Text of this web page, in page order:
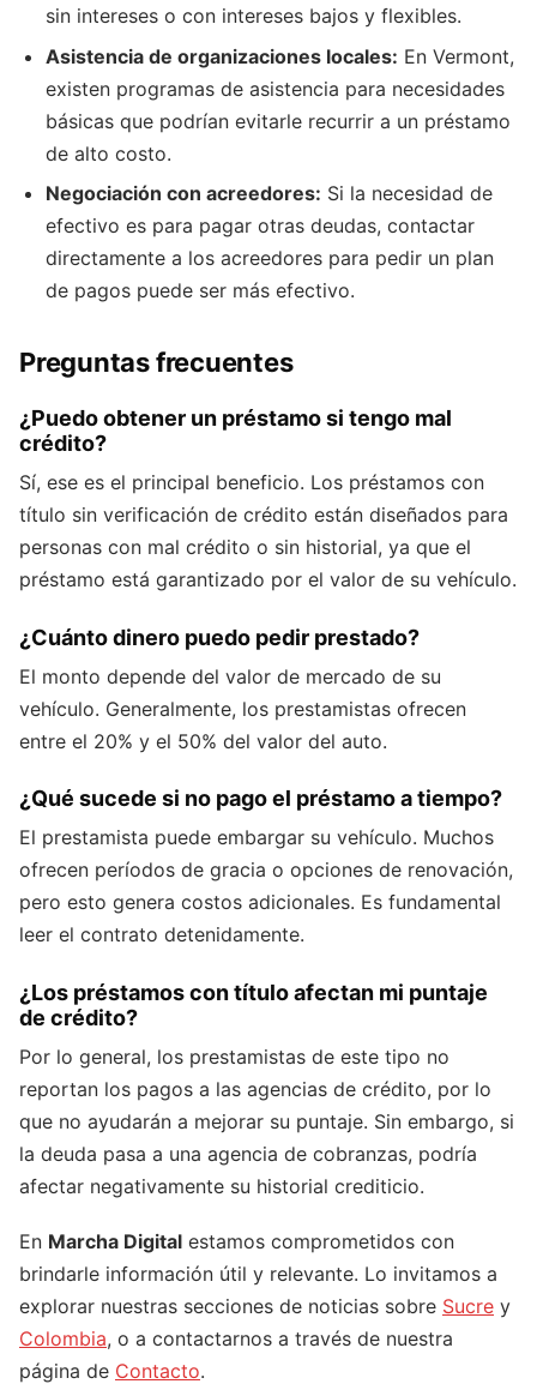
sin intereses o con intereses bajos y flexibles.
Asistencia de organizaciones locales: En Vermont,
existen programas de asistencia para necesidades
básicas que podrían evitarle recurrir a un préstamo
de alto costo.
Negociación con acreedores: Si la necesidad de
efectivo es para pagar otras deudas, contactar
directamente a los acreedores para pedir un plan
de pagos puede ser más efectivo.
Preguntas frecuentes
¿Puedo obtener un préstamo si tengo mal
crédito?
Sí, ese es el principal beneficio. Los préstamos con
título sin verificación de crédito están diseñados para
personas con mal crédito o sin historial, ya que el
préstamo está garantizado por el valor de su vehículo.
¿Cuánto dinero puedo pedir prestado?
El monto depende del valor de mercado de su
vehículo. Generalmente, los prestamistas ofrecen
entre el 20% y el 50% del valor del auto.
¿Qué sucede si no pago el préstamo a tiempo?
El prestamista puede embargar su vehículo. Muchos
ofrecen períodos de gracia o opciones de renovación,
pero esto genera costos adicionales. Es fundamental
leer el contrato detenidamente.
¿Los préstamos con título afectan mi puntaje
de crédito?
Por lo general, los prestamistas de este tipo no
reportan los pagos a las agencias de crédito, por lo
que no ayudarán a mejorar su puntaje. Sin embargo, si
la deuda pasa a una agencia de cobranzas, podría
afectar negativamente su historial crediticio.
En Marcha Digital estamos comprometidos con
brindarle información útil y relevante. Lo invitamos a
explorar nuestras secciones de noticias sobre Sucre y
Colombia, o a contactarnos a través de nuestra
página de Contacto.